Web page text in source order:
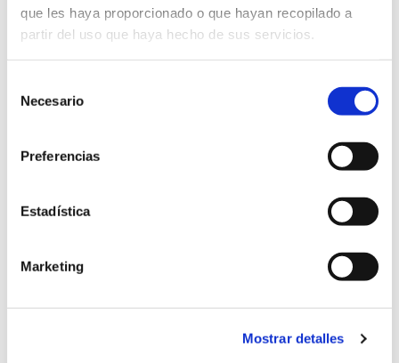
que les haya proporcionado o que hayan recopilado a
partir del uso que haya hecho de sus servicios.
Necesario
Preferencias
Estadística
Marketing
Mostrar detalles
Escrito el01 de OctoberporCarlos Corral
We tell you what UTM means, its features and
add all UTM parameters convenience
Digital Marketing campaigns email marketing campaigns
shorteners